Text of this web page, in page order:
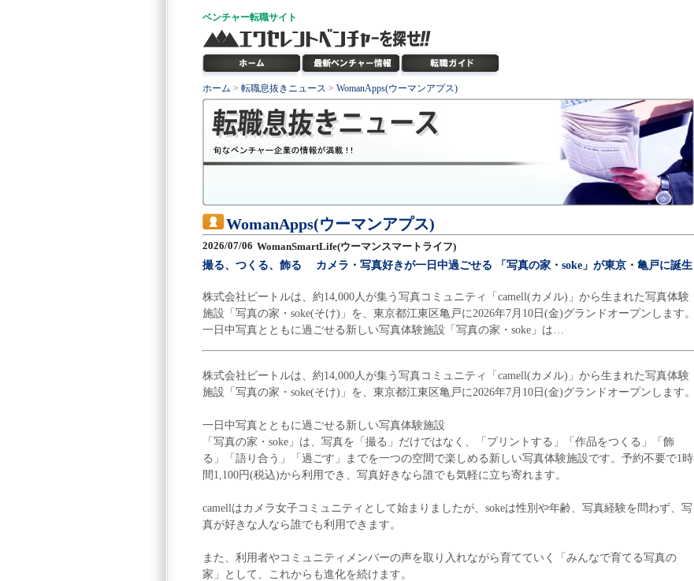
ベンチャー転職サイト
ホーム > 転職息抜きニュース > WomanApps(ウーマンアプス)
WomanApps(ウーマンアプス)
2026/07/06 WomanSmartLife(ウーマンスマートライフ)
撮る、つくる、飾る カメラ・写真好きが一日中過ごせる 「写真の家・soke」が東京・亀戸に誕生
株式会社ビートルは、約14,000人が集う写真コミュニティ「camell(カメル)」から生まれた写真体験
施設「写真の家・soke(そけ)」を、東京都江東区亀戸に2026年7月10日(金)グランドオープンします。
一日中写真とともに過ごせる新しい写真体験施設「写真の家・soke」は…
株式会社ビートルは、約14,000人が集う写真コミュニティ「camell(カメル)」から生まれた写真体験
施設「写真の家・soke(そけ)」を、東京都江東区亀戸に2026年7月10日(金)グランドオープンします。
一日中写真とともに過ごせる新しい写真体験施設
「写真の家・soke」は、写真を「撮る」だけではなく、「プリントする」「作品をつくる」「飾
る」「語り合う」「過ごす」までを一つの空間で楽しめる新しい写真体験施設です。予約不要で1時
間1,100円(税込)から利用でき、写真好きなら誰でも気軽に立ち寄れます。
camellはカメラ女子コミュニティとして始まりましたが、sokeは性別や年齢、写真経験を問わず、写
真が好きな人なら誰でも利用できます。
また、利用者やコミュニティメンバーの声を取り入れながら育てていく「みんなで育てる写真の
家」として、これからも進化を続けます。